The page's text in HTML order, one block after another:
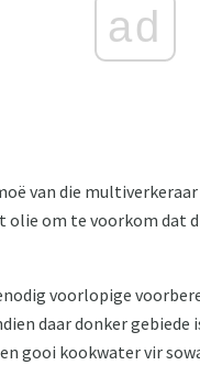
ad
van die
olie om te voorkom dat
voorlopige
daar donker gebiede
gooi kookwater vir